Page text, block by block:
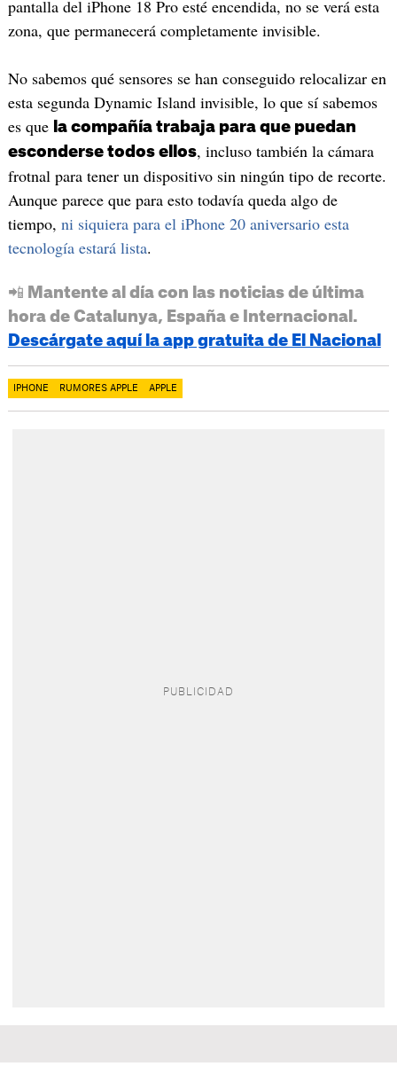
pantalla del iPhone 18 Pro esté encendida, no se verá esta
zona, que permanecerá completamente invisible.
No sabemos qué sensores se han conseguido relocalizar en
esta segunda Dynamic Island invisible, lo que sí sabemos
es que la compañía trabaja para que puedan
esconderse todos ellos, incluso también la cámara
frotnal para tener un dispositivo sin ningún tipo de recorte.
Aunque parece que para esto todavía queda algo de
tiempo, ni siquiera para el iPhone 20 aniversario esta
tecnología estará lista.
📲 Mantente al día con las noticias de última
hora de Catalunya, España e Internacional.
Descárgate aquí la app gratuita de El Nacional
IPHONE RUMORES APPLE APPLE